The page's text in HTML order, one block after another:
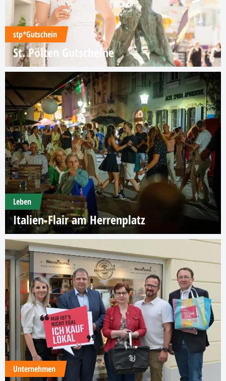
stp*Gutschein
St. Pölten Gutscheine
Leben
Italien-Flair am Herrenplatz
Unternehmen